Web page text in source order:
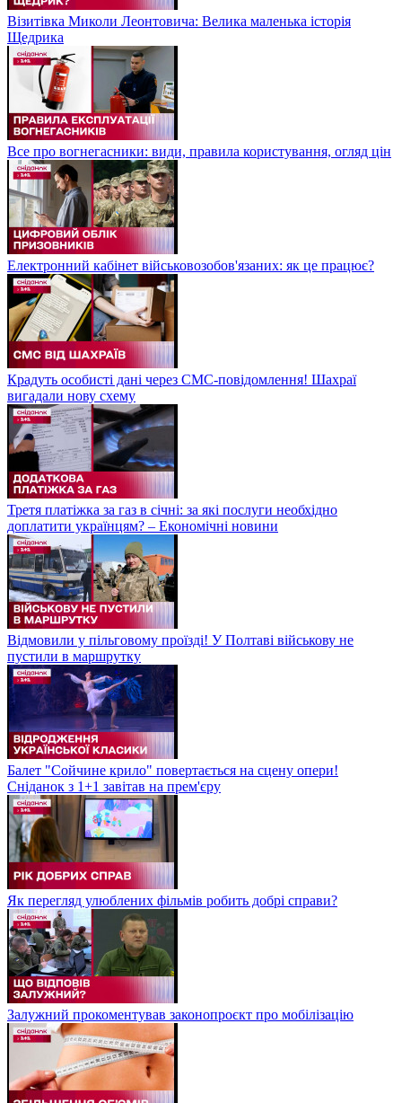
Візитівка Миколи Леонтовича: Велика маленька історія
Щедрика
Все про вогнегасники: види, правила користування, огляд цін
Електронний кабінет військовозобов'язаних: як це працює?
Крадуть особисті дані через СМС-повідомлення! Шахраї
вигадали нову схему
Третя платіжка за газ в січні: за які послуги необхідно
доплатити українцям? – Економічні новини
Відмовили у пільговому проїзді! У Полтаві військову не
пустили в маршрутку
Балет "Сойчине крило" повертається на сцену опери!
Сніданок з 1+1 завітав на прем'єру
Як перегляд улюблених фільмів робить добрі справи?
Залужний прокоментував законопроєкт про мобілізацію